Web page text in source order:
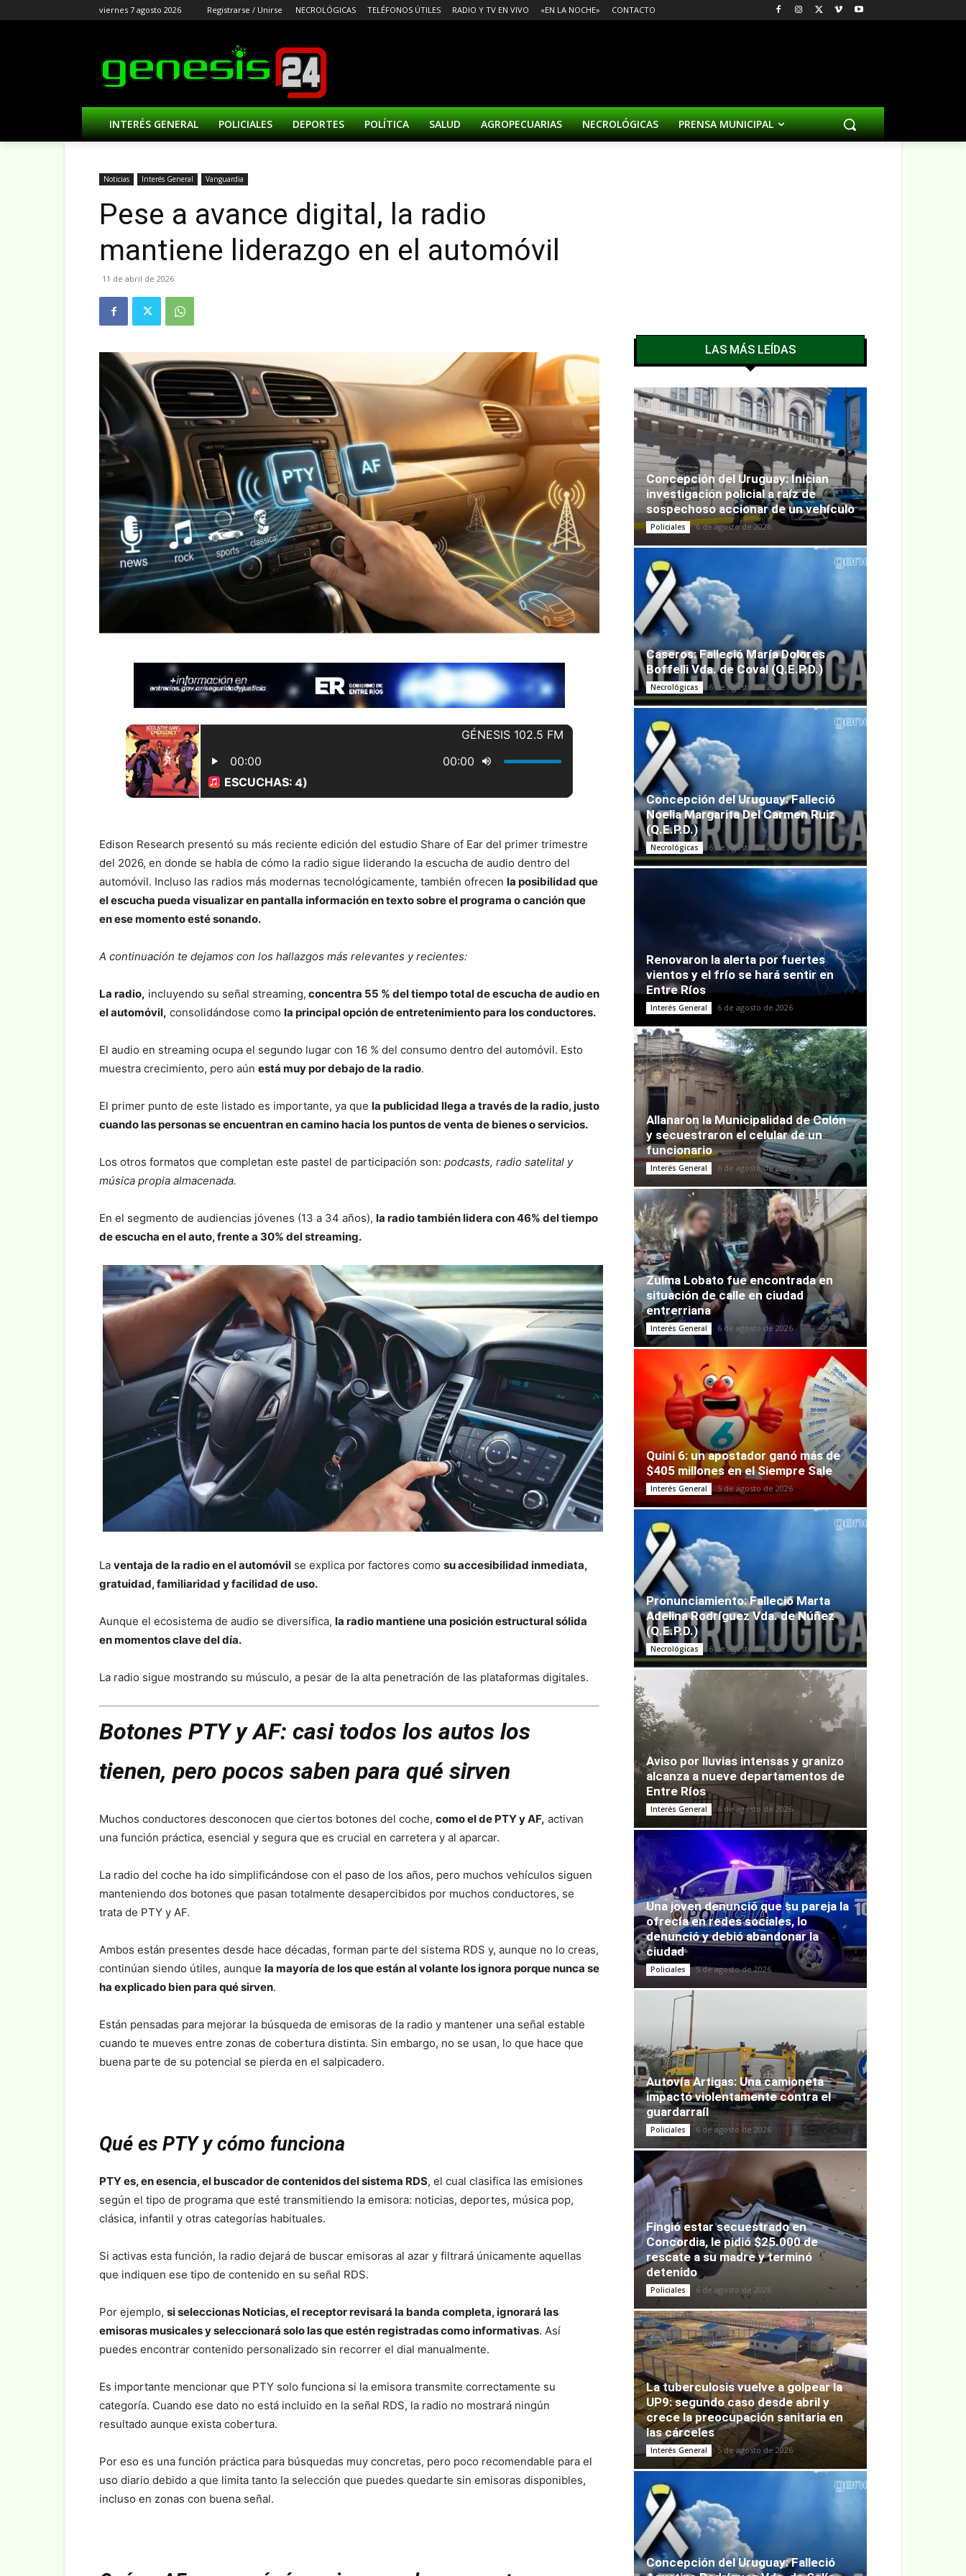
viernes 7 agosto 2026 Registrarse / Unirse NECROLÓGICAS TELÉFONOS ÚTILES RADIO Y TV EN VIVO «EN LA NOCHE» CONTACTO
INTERÉS GENERAL POLICIALES DEPORTES POLÍTICA SALUD AGROPECUARIAS NECROLÓGICAS PRENSA MUNICIPAL
Noticias Interés General Vanguardia
Pese a avance digital, la radio
mantiene liderazgo en el automóvil
11 de abril de 2026
Edison Research presentó su más reciente edición del estudio Share of Ear del primer trimestre
del 2026, en donde se habla de cómo la radio sigue liderando la escucha de audio dentro del
automóvil. Incluso las radios más modernas tecnológicamente, también ofrecen la posibilidad que
el escucha pueda visualizar en pantalla información en texto sobre el programa o canción que
en ese momento esté sonando.
A continuación te dejamos con los hallazgos más relevantes y recientes:
La radio, incluyendo su señal streaming, concentra 55 % del tiempo total de escucha de audio en
el automóvil, consolidándose como la principal opción de entretenimiento para los conductores.
El audio en streaming ocupa el segundo lugar con 16 % del consumo dentro del automóvil. Esto
muestra crecimiento, pero aún está muy por debajo de la radio.
El primer punto de este listado es importante, ya que la publicidad llega a través de la radio, justo
cuando las personas se encuentran en camino hacia los puntos de venta de bienes o servicios.
Los otros formatos que completan este pastel de participación son: podcasts, radio satelital y
música propia almacenada.
En el segmento de audiencias jóvenes (13 a 34 años), la radio también lidera con 46% del tiempo
de escucha en el auto, frente a 30% del streaming.
La ventaja de la radio en el automóvil se explica por factores como su accesibilidad inmediata,
gratuidad, familiaridad y facilidad de uso.
Aunque el ecosistema de audio se diversifica, la radio mantiene una posición estructural sólida
en momentos clave del día.
La radio sigue mostrando su músculo, a pesar de la alta penetración de las plataformas digitales.
Botones PTY y AF: casi todos los autos los
tienen, pero pocos saben para qué sirven
Muchos conductores desconocen que ciertos botones del coche, como el de PTY y AF, activan
una función práctica, esencial y segura que es crucial en carretera y al aparcar.
La radio del coche ha ido simplificándose con el paso de los años, pero muchos vehículos siguen
manteniendo dos botones que pasan totalmente desapercibidos por muchos conductores, se
trata de PTY y AF.
Ambos están presentes desde hace décadas, forman parte del sistema RDS y, aunque no lo creas,
continúan siendo útiles, aunque la mayoría de los que están al volante los ignora porque nunca se
ha explicado bien para qué sirven.
Están pensadas para mejorar la búsqueda de emisoras de la radio y mantener una señal estable
cuando te mueves entre zonas de cobertura distinta. Sin embargo, no se usan, lo que hace que
buena parte de su potencial se pierda en el salpicadero.
Qué es PTY y cómo funciona
PTY es, en esencia, el buscador de contenidos del sistema RDS, el cual clasifica las emisiones
según el tipo de programa que esté transmitiendo la emisora: noticias, deportes, música pop,
clásica, infantil y otras categorías habituales.
Si activas esta función, la radio dejará de buscar emisoras al azar y filtrará únicamente aquellas
que indiquen ese tipo de contenido en su señal RDS.
Por ejemplo, si seleccionas Noticias, el receptor revisará la banda completa, ignorará las
emisoras musicales y seleccionará solo las que estén registradas como informativas. Así
puedes encontrar contenido personalizado sin recorrer el dial manualmente.
Es importante mencionar que PTY solo funciona si la emisora transmite correctamente su
categoría. Cuando ese dato no está incluido en la señal RDS, la radio no mostrará ningún
resultado aunque exista cobertura.
Por eso es una función práctica para búsquedas muy concretas, pero poco recomendable para el
uso diario debido a que limita tanto la selección que puedes quedarte sin emisoras disponibles,
incluso en zonas con buena señal.
LAS MÁS LEÍDAS
Concepción del Uruguay: Inician
investigación policial a raíz de
sospechoso accionar de un vehículo
Policiales 6 de agosto de 2026
Caseros: Falleció María Dolores
Boffelli Vda. de Coval (Q.E.P.D.)
Necrológicas 6 de agosto de 2026
Concepción del Uruguay: Falleció
Noelia Margarita Del Carmen Ruiz
(Q.E.P.D.)
Necrológicas 6 de agosto de 2026
Renovaron la alerta por fuertes
vientos y el frío se hará sentir en
Entre Ríos
Interés General 6 de agosto de 2026
Allanaron la Municipalidad de Colón
y secuestraron el celular de un
funcionario
Interés General 6 de agosto de 2026
Zulma Lobato fue encontrada en
situación de calle en ciudad
entrerriana
Interés General 6 de agosto de 2026
Quini 6: un apostador ganó más de
$405 millones en el Siempre Sale
Interés General 5 de agosto de 2026
Pronunciamiento: Falleció Marta
Adelina Rodríguez Vda. de Núñez
(Q.E.P.D.)
Necrológicas 6 de agosto de 2026
Aviso por lluvias intensas y granizo
alcanza a nueve departamentos de
Entre Ríos
Interés General 6 de agosto de 2026
Una joven denunció que su pareja la
ofrecía en redes sociales, lo
denunció y debió abandonar la
ciudad
Policiales 5 de agosto de 2026
Autovía Artigas: Una camioneta
impactó violentamente contra el
guardarraíl
Policiales 6 de agosto de 2026
Fingió estar secuestrado en
Concordia, le pidió $25.000 de
rescate a su madre y terminó
detenido
Policiales 6 de agosto de 2026
La tuberculosis vuelve a golpear la
UP9: segundo caso desde abril y
crece la preocupación sanitaria en
las cárceles
Interés General 5 de agosto de 2026
Concepción del Uruguay: Falleció